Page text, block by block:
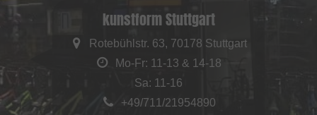
kunstform Stuttgart
Rotebühlstr. 63, 70178 Stuttgart
Mo-Fr: 11-13 & 14-18
Sa: 11-16
+49/711/21954890